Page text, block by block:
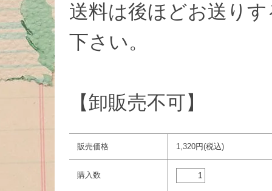
送料は後ほどお送り
下さい。
【卸販売不可】
販売価格 1,320円(税込)
購入数